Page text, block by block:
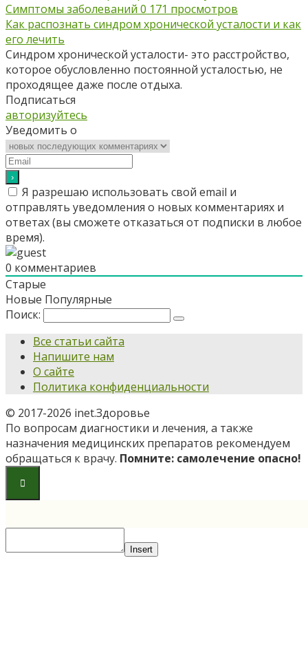
Симптомы заболеваний 0 171 просмотров
Как распознать синдром хронической усталости и как
его лечить
Синдром хронической усталости- это расстройство,
которое обусловленно постоянной усталостью, не
проходящее даже после отдыха.
Подписаться
авторизуйтесь
Уведомить о
Я разрешаю использовать свой email и
отправлять уведомления о новых комментариях и
ответах (вы cможете отказаться от подписки в любое
время).
0 комментариев
Старые
Новые Популярные
Поиск:
Все статьи сайта
Напишите нам
О сайте
Политика конфиденциальности
© 2017-2026 inet.Здоровье
По вопросам диагностики и лечения, а также
назначения медицинских препаратов рекомендуем
обращаться к врачу. Помните: самолечение опасно!
Insert